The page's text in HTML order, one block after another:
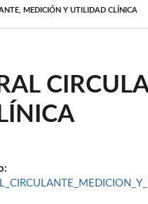
MEDICIÓN Y UTILIDAD CLÍNICA